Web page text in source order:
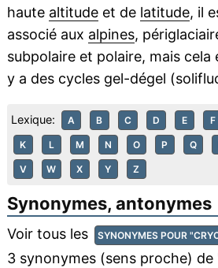
haute altitudeet de latitude, il
associé aux alpines,
subpolaire et polaire, mais
y a des cycles gel-dégel
Lexique: A B C D E F
K L M N O P Q
V W X Y Z
Synonymes, antonymes
Voir tous les SYNONYMES POUR
3 synonymes (sens proche) de